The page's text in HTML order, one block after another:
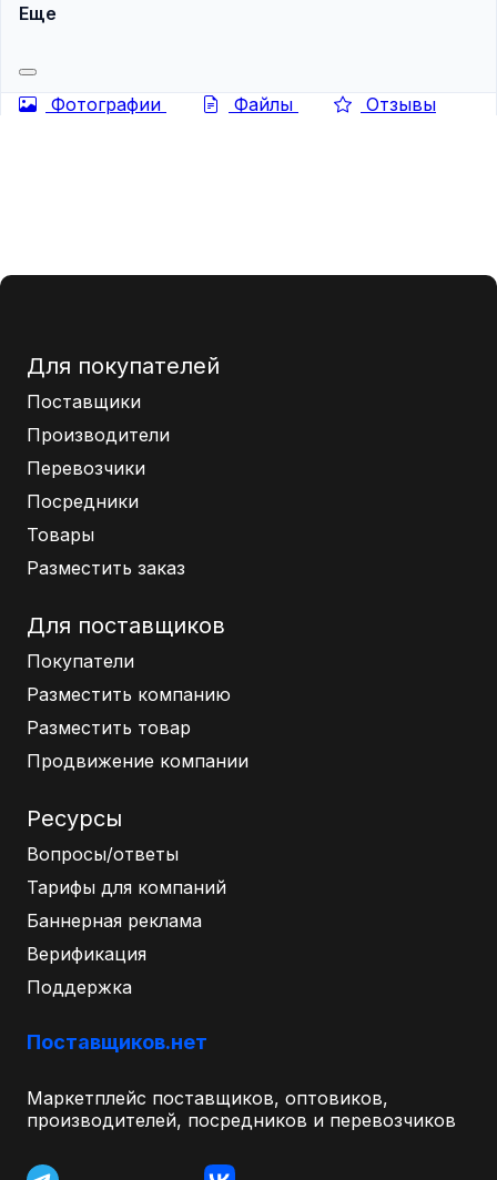
Еще
Фотографии Файлы Отзывы
Для покупателей
Поставщики
Производители
Перевозчики
Посредники
Товары
Разместить заказ
Для поставщиков
Покупатели
Разместить компанию
Разместить товар
Продвижение компании
Ресурсы
Вопросы/ответы
Тарифы для компаний
Баннерная реклама
Верификация
Поддержка
Поставщиков.нет
Маркетплейс поставщиков, оптовиков,
производителей, посредников и перевозчиков